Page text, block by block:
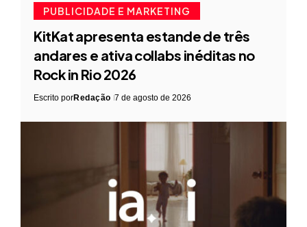
PUBLICIDADE E MARKETING
KitKat apresenta estande de três
andares e ativa collabs inéditas no
Rock in Rio 2026
Escrito porRedação 7 de agosto de 2026